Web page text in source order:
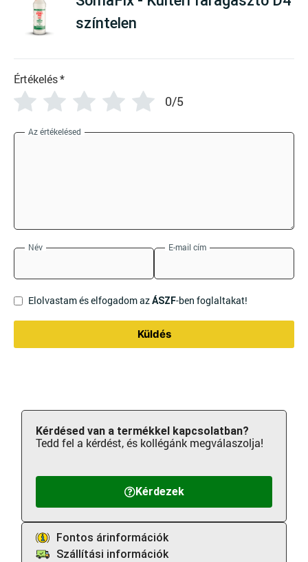
színtelen
Értékelés*
0/5
Az értékelésed
Név E-mail cím
Elolvastam és elfogadom azÁSZF-ben foglaltakat!
Küldés
Kérdezek
Kérdésed van a termékkel kapcsolatban?
Tedd fel a kérdést, és kollégánk megválaszolja!
Fontos árinformációk
Szállítási információk